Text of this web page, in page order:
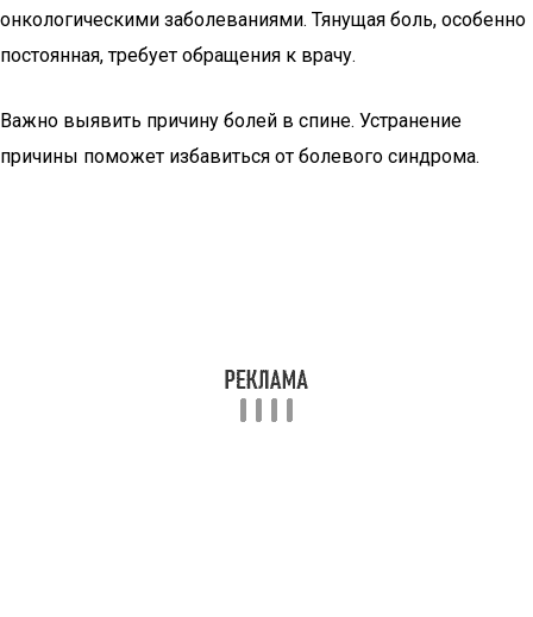
онкологическими заболеваниями. Тянущая боль, особенно
постоянная, требует обращения к врачу.
Важно выявить причину болей в спине. Устранение
причины поможет избавиться от болевого синдрома.